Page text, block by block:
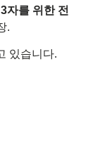
자를 위한 전
.
있습니다.